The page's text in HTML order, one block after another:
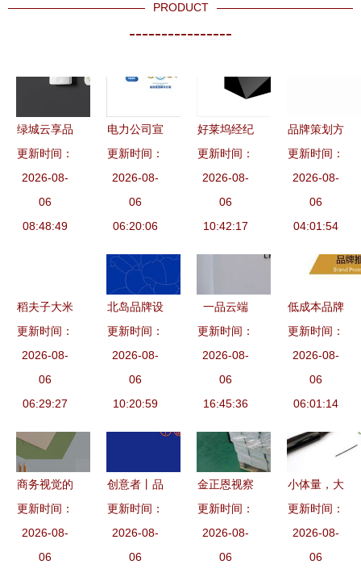
PRODUCT
----------------
绿城云享品
牌形象策划
诗·境未来
社区
更新时间：
2026-08-
06
08:48:49
电力公司宣
传图册-深
圳酷雅品牌
策划设计公
司
更新时间：
2026-08-
06
06:20:06
好莱坞经纪
公司UTA发
布三维新
logo的深意
与品牌策划
更新时间：
2026-08-
06
10:42:17
品牌策划方
法论 华与
华策略总监
夏晓燕的精
髓解析
更新时间：
2026-08-
06
04:01:54
稻夫子大米
简单粗暴的
品牌策划实
战法则
更新时间：
2026-08-
06
06:29:27
北岛品牌设
计经典案例
茶花家居从
3000万到
30亿的成功
更新时间：
2026-08-
06
10:20:59
一品云端
南京高空中
的饮食与文
化共生
更新时间：
2026-08-
06
16:45:36
低成本品牌
营销的三大
思维 千享
科技的品牌
策划洞察
更新时间：
2026-08-
06
06:01:14
商务视觉的
硬核升级
高端品牌VI
模板的设计
更新时间：
2026-08-
06
创意者丨品
牌策划公司
为何日益受
企业青睐？
更新时间：
2026-08-
06
金正恩视察
蒲公英作业
本工厂 高
度赞赏产品
更新时间：
2026-08-
06
小体量，大
影响 中小
企业品牌策
划的黄金招
更新时间：
2026-08-
06